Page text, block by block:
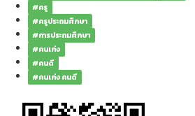
#ครู
#ครูประถมศึกษา
#การประถมศึกษา
#คนเก่ง
#คนดี
#คนเก่ง คนดี